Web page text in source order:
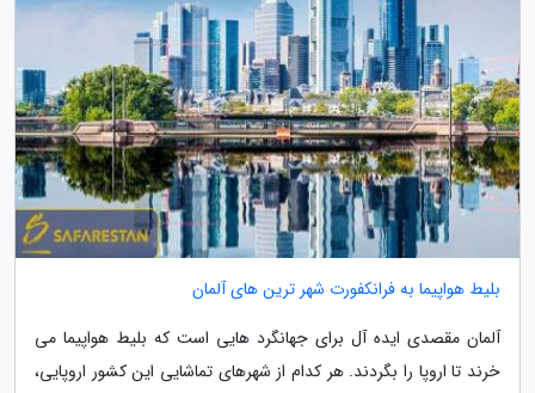
بلیط هواپیما به فرانکفورت شهر ترین های آلمان
آلمان مقصدی ایده آل برای جهانگرد هایی است که بلیط هواپیما می
خرند تا اروپا را بگردند. هر کدام از شهرهای تماشایی این کشور اروپایی،